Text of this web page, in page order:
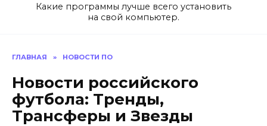
Какие программы лучше всего установить
на свой компьютер.
ГЛАВНАЯ » НОВОСТИ ПО
Новости российского
футбола: Тренды,
Трансферы и Звезды